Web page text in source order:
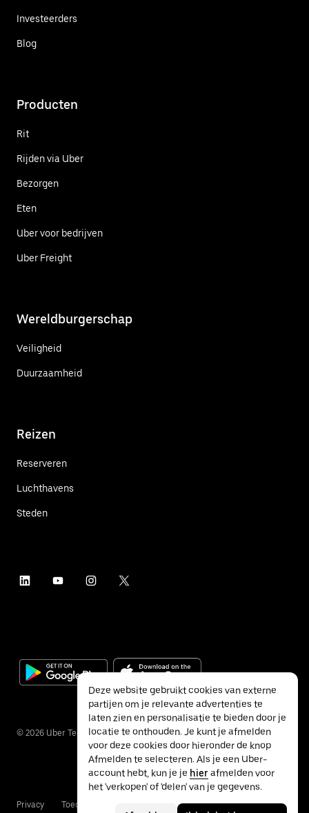
Investeerders
Blog
Producten
Rit
Rijden via Uber
Bezorgen
Eten
Uber voor bedrijven
Uber Freight
Wereldburgerschap
Veiligheid
Duurzaamheid
Reizen
Reserveren
Luchthavens
Steden
© 2026 Uber Technologies Inc.
Privacy Toegankelijkheid Voorwaarden
Deze website gebruikt cookies van externe
partijen om je relevante advertenties te
laten zien en personalisatie te bieden door je
locatie te onthouden. Je kunt je afmelden
voor deze cookies door hieronder de knop
Afmelden te selecteren. Als je een Uber-
account hebt, kun je je hierafmelden voor
het 'verkopen' of 'delen' van je gegevens.